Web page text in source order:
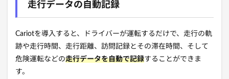
走行データの自動記録
Cariotを導入すると、ドライバーが運転するだけで、走行の軌
跡や走行時間、走行距離、訪問記録とその滞在時間、そして
危険運転などの走行データを自動で記録することができま
す。